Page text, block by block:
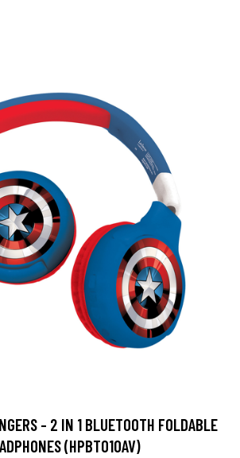
- 2 IN 1 BLUETOOTH FOLDABLE
(HPBT010AV)